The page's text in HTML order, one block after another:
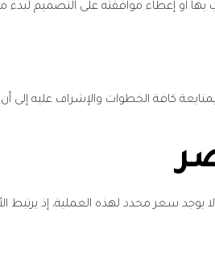
أو إعطاء موافقته على التصميم لبدء
كافة الخطوات والإشراف عليه إلى أن
يوجد سعر محدد لهذه العملية، إذ